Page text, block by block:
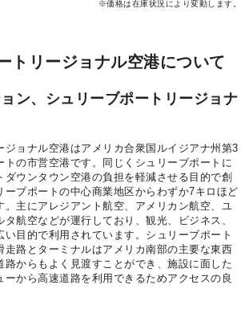
※価格は在庫状況により変動します。
トリージョナル空港について
ン、シュリーブポートリージョナ
ジョナル空港はアメリカ合衆国ルイジアナ州第3
トの市営空港です。同じくシュリーブポートに
ダウンタウン空港の負担を軽減させる目的で創
ーブポートの中心商業地区からわずか7キロほど
。主にアレジアント航空、アメリカン航空、ユ
航空などが運行しており、観光、ビジネス、
い目的で利用されています。シュリーブポート
走路とターミナルはアメリカ南部の主要な東西
路からもよく見渡すことができ、施設に面した
ーから高速道路を利用できるためアクセスの良